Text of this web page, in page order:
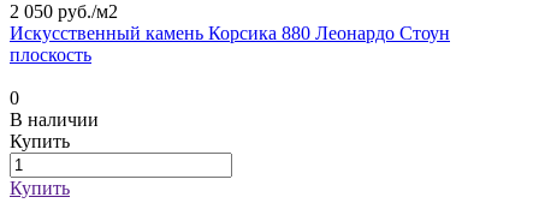
2 050 руб./м2
Искусственный камень Корсика 880 Леонардо Стоун
плоскость
0
В наличии
Купить
Купить